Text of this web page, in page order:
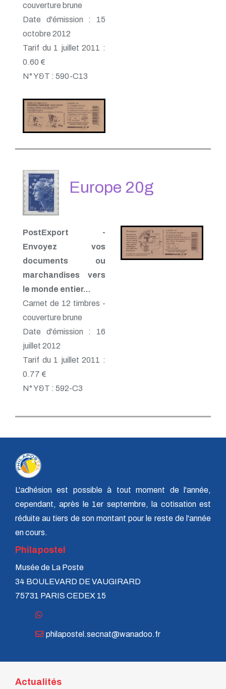
couverture brune
Date d'émission : 15
octobre 2012
Tarif du 1 juillet 2011 :
0.60 €
N° Y&T : 590-C13
Europe 20g
PostExport -
Envoyez vos
documents ou
marchandises vers
le monde entier…
Carnet de 12 timbres -
couverture brune
Date d'émission : 16
juillet 2012
Tarif du 1 juillet 2011 :
0.77 €
N° Y&T : 592-C3
L'adhésion est possible à tout moment de l'année,
cependant, après le 1er septembre, la cotisation est
réduite au tiers de son montant pour le reste de l'année
en cours.
Philapostel
Musée de La Poste
34 BOULEVARD DE VAUGIRARD
75731 PARIS CEDEX 15
philapostel.secnat@wanadoo.fr
Actualités